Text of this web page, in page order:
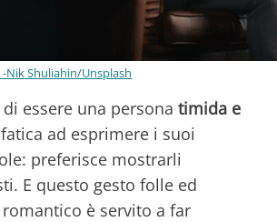
Shuliahin/Unsplash
essere una persona timida e
ad esprimere i suoi
preferisce mostrarli
E questo gesto folle ed
è servito a far